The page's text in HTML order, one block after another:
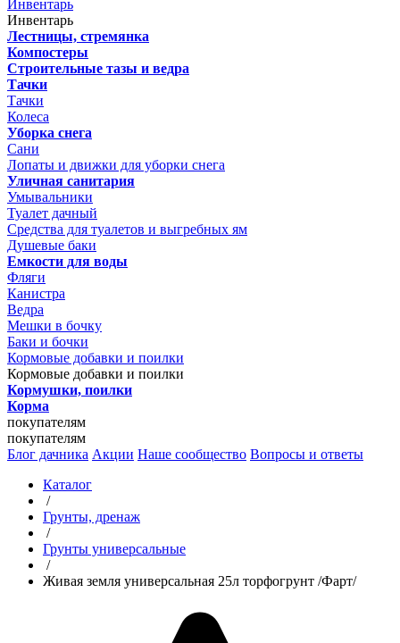
Инвентарь
Инвентарь
Лестницы, стремянка
Компостеры
Строительные тазы и ведра
Тачки
Тачки
Колеса
Уборка снега
Сани
Лопаты и движки для уборки снега
Уличная санитария
Умывальники
Туалет дачный
Средства для туалетов и выгребных ям
Душевые баки
Емкости для воды
Фляги
Канистра
Ведра
Мешки в бочку
Баки и бочки
Кормовые добавки и поилки
Кормовые добавки и поилки
Кормушки, поилки
Корма
покупателям
покупателям
Блог дачника Акции Наше сообщество Вопросы и ответы
Каталог
/
Грунты, дренаж
/
Грунты универсальные
/
Живая земля универсальная 25л торфогрунт /Фарт/